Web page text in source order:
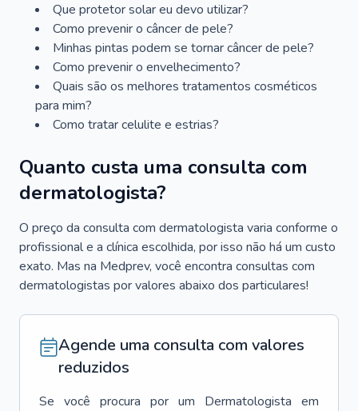
Que protetor solar eu devo utilizar?
Como prevenir o câncer de pele?
Minhas pintas podem se tornar câncer de pele?
Como prevenir o envelhecimento?
Quais são os melhores tratamentos cosméticos
para mim?
Como tratar celulite e estrias?
Quanto custa uma consulta com
dermatologista?
O preço da consulta com dermatologista varia conforme o
profissional e a clínica escolhida, por isso não há um custo
exato. Mas na Medprev, você encontra consultas com
dermatologistas por valores abaixo dos particulares!
Agende uma consulta com valores
reduzidos
Se você procura por um Dermatologista em